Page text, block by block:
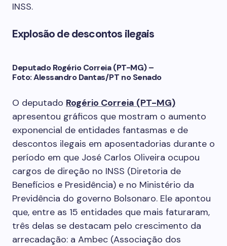
INSS.
Explosão de descontos ilegais
Deputado Rogério Correia (PT-MG) –
Foto: Alessandro Dantas/PT no Senado
O deputado Rogério Correia (PT-MG)
apresentou gráficos que mostram o aumento
exponencial de entidades fantasmas e de
descontos ilegais em aposentadorias durante o
período em que José Carlos Oliveira ocupou
cargos de direção no INSS (Diretoria de
Benefícios e Presidência) e no Ministério da
Previdência do governo Bolsonaro. Ele apontou
que, entre as 15 entidades que mais faturaram,
três delas se destacam pelo crescimento da
arrecadação: a Ambec (Associação dos